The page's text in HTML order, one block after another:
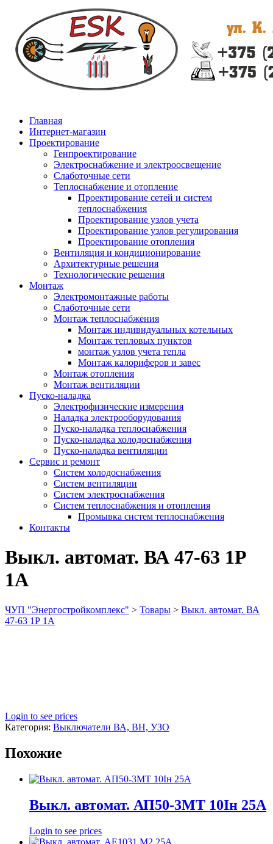
Главная
Интернет-магазин
Проектирование
Генпроектирование
Электроснабжение и электроосвещение
Слаботочные сети
Теплоснабжение и отопление
Проектирование сетей и систем
теплоснабжения
Проектирование узлов учета
Проектирование узлов регулирования
Проектирование отопления
Вентиляция и кондиционирование
Архитектурные решения
Технологические решения
Монтаж
Электромонтажные работы
Слаботочные сети
Монтаж теплоснабжения
Монтаж индивидуальных котельных
Монтаж тепловых пунктов
монтаж узлов учета тепла
Монтаж калориферов и завес
Монтаж отопления
Монтаж вентиляции
Пуско-наладка
Электрофизические измерения
Наладка электрооборудования
Пуско-наладка теплоснабжения
Пуско-наладка холодоснабжения
Пуско-наладка вентиляции
Сервис и ремонт
Систем холодоснабжения
Систем вентиляции
Систем электроснабжения
Систем теплоснабжения и отопления
Промывка систем теплоснабжения
Контакты
Выкл. автомат. ВА 47-63 1Р
1А
ЧУП "Энергостройкомплекс" > Товары > Выкл. автомат. ВА
47-63 1Р 1А
Login to see prices
Категория: Выключатели ВА, ВН, УЗО
Похожие
Выкл. автомат. АП50-3МТ 10Iн 25А
Login to see prices